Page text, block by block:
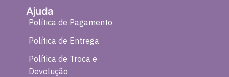
Ajuda
Política de Pagamento
Política de Entrega
Política de Troca e
Devolução